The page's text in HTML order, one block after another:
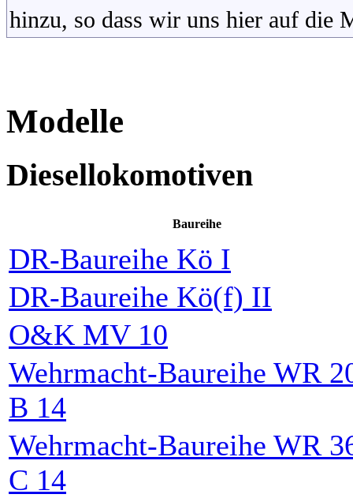
hinzu, so dass wir uns hier auf die
Modelle
Diesellokomotiven
Baureihe
DR-Baureihe Kö I
DR-Baureihe Kö(f) II
O&K MV 10
Wehrmacht-Baureihe WR
B 14
Wehrmacht-Baureihe WR
C 14